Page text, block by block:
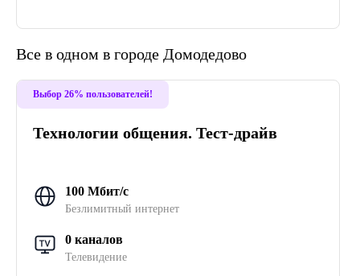
Все в одном в городе Домодедово
Выбор 26% пользователей!
Технологии общения. Тест-драйв
100 Мбит/с
Безлимитный интернет
0 каналов
Телевидение